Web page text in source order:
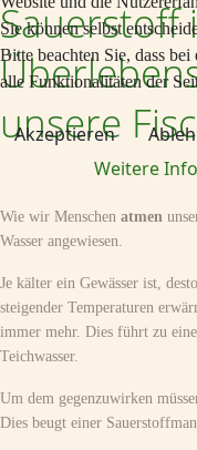
Sauerstoff
unsere
Wie wir Menschen atmen
Wasser angewiesen.
Je kälter ein Gewässer ist,
steigender Temperaturen
immer mehr. Dies führt zu
Teichwasser.
Um dem gegenzuwirken
Dies beugt einer
Sie können selbst
Bitte beachten Sie, dass
alle Funktionalitäten der
Akzeptieren
Weitere